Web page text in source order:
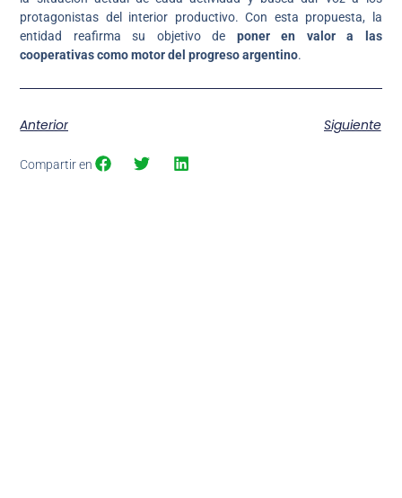
protagonistas del interior productivo. Con esta propuesta, la
entidad reafirma su objetivo de poner en valor a las
cooperativas como motor del progreso argentino.
Anterior Siguiente
Compartir en